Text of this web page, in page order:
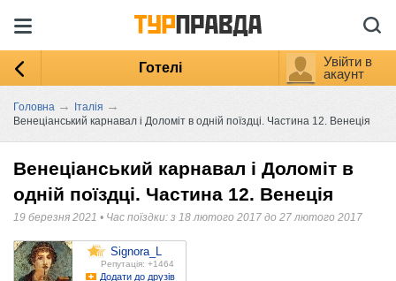
Готелі
Увійти в
акаунт
Головна → Італія →
Венеціанський карнавал і Доломіт в одній поїздці. Частина 12. Венеція
Венеціанський карнавал і Доломіт в
одній поїздці. Частина 12. Венеція
19 березня 2021 • Час поїздки: з 18 лютого 2017 до 27 лютого 2017
Signora_L
Репутація: +1464
Додати до друзів